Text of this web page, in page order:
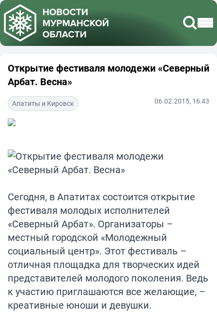
Открытие фестиваля молодежи «Северный
Арбат. Весна»
Апатиты и Кировск 06.02.2015, 16:43
Сегодня, в Апатитах состоится открытие
фестиваля молодых исполнителей
«Северный Арбат». Организаторы –
местный городской «Молодежный
социальный центр». Этот фестиваль –
отличная площадка для творческих идей
представителей молодого поколения. Ведь
к участию приглашаются все желающие, –
креативные юноши и девушки.